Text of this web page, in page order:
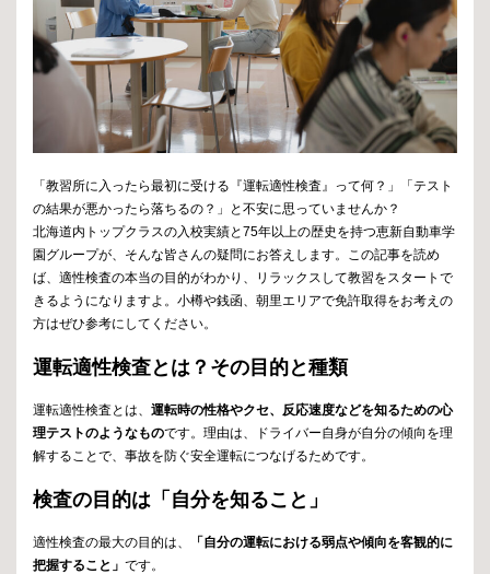
「教習所に入ったら最初に受ける『運転適性検査』って何？」「テスト
の結果が悪かったら落ちるの？」と不安に思っていませんか？
北海道内トップクラスの入校実績と75年以上の歴史を持つ恵新自動車学
園グループが、そんな皆さんの疑問にお答えします。この記事を読め
ば、適性検査の本当の目的がわかり、リラックスして教習をスタートで
きるようになりますよ。小樽や銭函、朝里エリアで免許取得をお考えの
方はぜひ参考にしてください。
運転適性検査とは？その目的と種類
運転適性検査とは、 運転時の性格やクセ、反応速度などを知るための心
理テストのようなものです。理由は、ドライバー自身が自分の傾向を理
解することで、事故を防ぐ安全運転につなげるためです。
検査の目的は「自分を知ること」
適性検査の最大の目的は、
「自分の運転における弱点や傾向を客観的に
把握すること」 です。